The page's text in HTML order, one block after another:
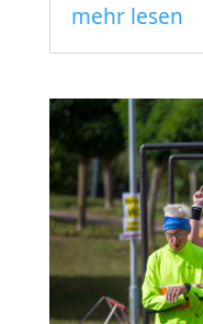
mehr lesen